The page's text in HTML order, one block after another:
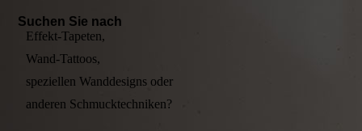
Suchen Sie nach
Effekt-Tapeten,
Wand-Tattoos,
speziellen Wanddesigns oder
anderen Schmucktechniken?